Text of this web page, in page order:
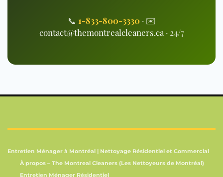
📞 1-833-800-3330· ✉️
contact@themontrealcleaners.ca · 24/7
Entretien Ménager à Montréal | Nettoyage Résidentiel et Commercial
À propos – The Montreal Cleaners (Les Nettoyeurs de Montréal)
Entretien Ménager Résidentiel